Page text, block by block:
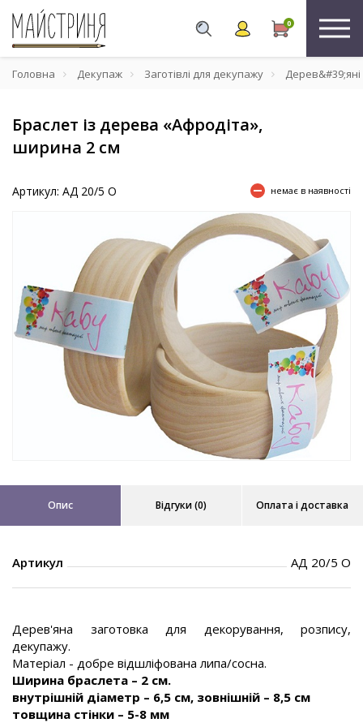
0
Головна Декупаж Заготівлі для декупажу
Браслет із дерева «Афродіта»,
ширина 2 см
Артикул: АД 20/5 О немає в наявності
Опис Відгуки (0) Оплата і доставка
Артикул АД 20/5 О
Дерев'яна заготовка для декорування, розпису,
декупажу.
Матеріал - добре відшліфована липа/сосна.
Ширина браслета – 2 см.
внутрішній діаметр – 6,5 см, зовнішній – 8,5 см
товщина стінки – 5-8 мм